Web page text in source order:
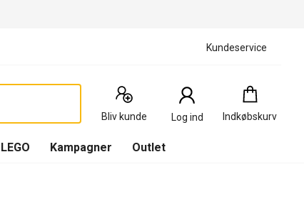
Kundeservice
Bliv kunde Log ind Indkøbskurv
Indkøbskurv
0
Produkter
LEGO Kampagner Outlet